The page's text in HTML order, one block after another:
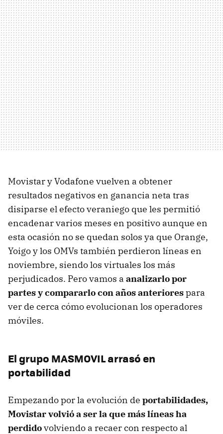
Movistar y Vodafone vuelven a obtener
resultados negativos en ganancia neta tras
disiparse el efecto veraniego que les permitió
encadenar varios meses en positivo aunque en
esta ocasión no se quedan solos ya que Orange,
Yoigo y los OMVs también perdieron líneas en
noviembre, siendo los virtuales los más
perjudicados. Pero vamos a analizarlo por
partes y compararlo con años anteriorespara
ver de cerca cómo evolucionan los operadores
móviles.
El grupo MASMOVIL arrasó en
portabilidad
Empezando por la evolución de portabilidades,
Movistar volvió a ser la que más líneas ha
perdidovolviendo a recaer con respecto al